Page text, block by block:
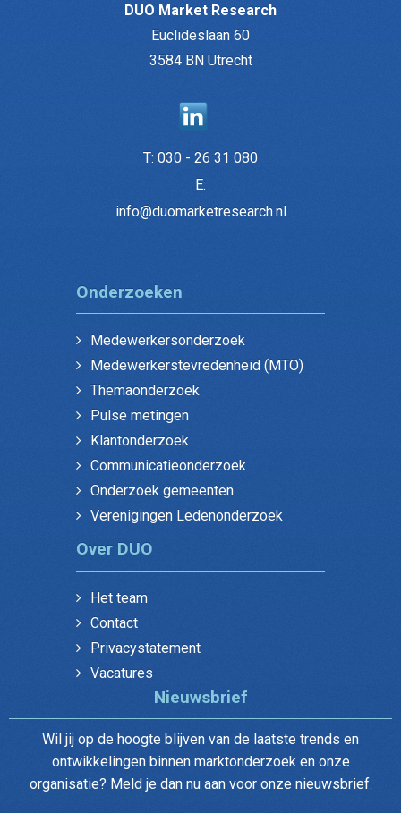
DUO Market Research
Euclideslaan 60
3584 BN Utrecht
T: 030 - 26 31 080
E:
info@duomarketresearch.nl
Onderzoeken
Medewerkersonderzoek
Medewerkerstevredenheid (MTO)
Themaonderzoek
Pulse metingen
Klantonderzoek
Communicatieonderzoek
Onderzoek gemeenten
Verenigingen Ledenonderzoek
Over DUO
Het team
Contact
Privacystatement
Vacatures
Nieuwsbrief
Wil jij op de hoogte blijven van de laatste trends en
ontwikkelingen binnen marktonderzoek en onze
organisatie? Meld je dan nu aan voor onze nieuwsbrief.